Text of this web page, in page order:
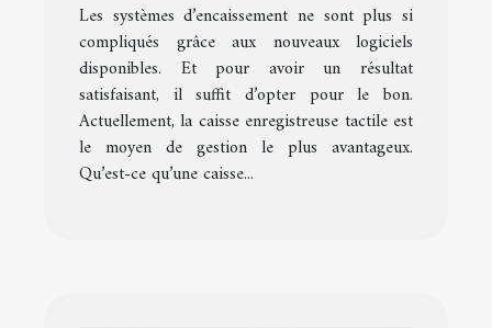
Les systèmes d’encaissement ne sont plus si
compliqués grâce aux nouveaux logiciels
disponibles. Et pour avoir un résultat
satisfaisant, il suffit d’opter pour le bon.
Actuellement, la caisse enregistreuse tactile est
le moyen de gestion le plus avantageux.
Qu’est-ce qu’une caisse...